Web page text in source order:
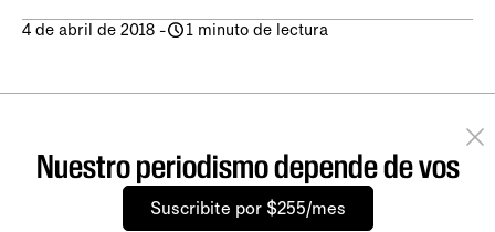
4 de abril de 2018 - 1 minuto de lectura
Nuestro periodismo depende de vos
Suscribite por $255/mes